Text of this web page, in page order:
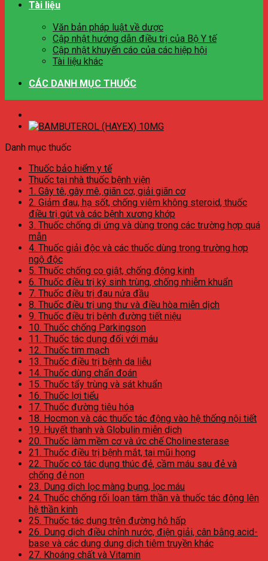
Tài liệu
Văn bản pháp luật về dược
Cập nhật hướng dẫn điều trị của Bộ Y tế
Cập nhật khuyến cáo của các hiệp hội
Tài liệu khác
CÁC DANH MỤC THUỐC
Danh mục thuốc
Thuốc bảo hiểm y tế
Thuốc tại nhà thuốc bệnh viện
1. Gây tê, gây mê, giãn cơ, giải giãn cơ
2. Giảm đau, hạ sốt, chống viêm không steroid, thuốc
điều trị gút và các bệnh xương khớp
3. Thuốc chống dị ứng và dùng trong các trường hợp quá
mẫn
4. Thuốc giải độc và các thuốc dùng trong trường hợp
ngộ độc
5. Thuốc chống co giật, chống động kinh
6. Thuốc điều trị ký sinh trùng, chống nhiễm khuẩn
7. Thuốc điều trị đau nửa đầu
8. Thuốc điều trị ung thư và điều hòa miễn dịch
9. Thuốc điều trị bệnh đường tiết niệu
10. Thuốc chống Parkingson
11. Thuốc tác dụng đối với máu
12. Thuốc tim mạch
13. Thuốc điều trị bệnh da liễu
14. Thuốc dùng chẩn đoán
15. Thuốc tẩy trùng và sát khuẩn
16. Thuốc lợi tiểu
17. Thuốc đường tiêu hóa
18. Hocmon và các thuốc tác động vào hệ thống nội tiết
19. Huyết thanh và Globulin miễn dịch
20. Thuốc làm mềm cơ và ức chế Cholinesterase
21. Thuốc điều trị bệnh mắt, tai mũi họng
22. Thuốc có tác dụng thúc đẻ, cầm máu sau đẻ và
chống đẻ non
23. Dung dịch lọc màng bụng, lọc máu
24. Thuốc chống rối loạn tâm thần và thuốc tác động lên
hệ thần kinh
25. Thuốc tác dụng trên đường hô hấp
26. Dung dịch điều chỉnh nước, điện giải, cân bằng acid-
base và các dung dung dịch tiêm truyền khác
27. Khoáng chất và Vitamin